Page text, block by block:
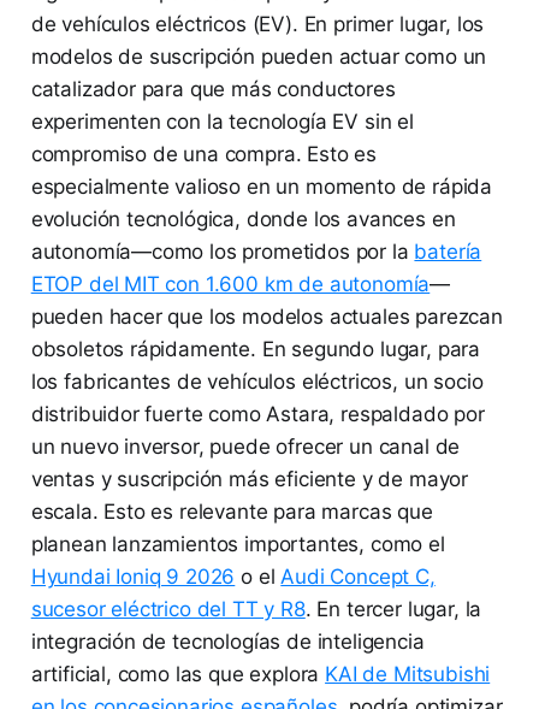
de vehículos eléctricos (EV). En primer lugar, los
modelos de suscripción pueden actuar como un
catalizador para que más conductores
experimenten con la tecnología EV sin el
compromiso de una compra. Esto es
especialmente valioso en un momento de rápida
evolución tecnológica, donde los avances en
autonomía—como los prometidos por la batería
ETOP del MIT con 1.600 km de autonomía—
pueden hacer que los modelos actuales parezcan
obsoletos rápidamente. En segundo lugar, para
los fabricantes de vehículos eléctricos, un socio
distribuidor fuerte como Astara, respaldado por
un nuevo inversor, puede ofrecer un canal de
ventas y suscripción más eficiente y de mayor
escala. Esto es relevante para marcas que
planean lanzamientos importantes, como el
Hyundai Ioniq 9 2026 o elAudi Concept C,
sucesor eléctrico del TT y R8. En tercer lugar, la
integración de tecnologías de inteligencia
artificial, como las que explora KAI de Mitsubishi